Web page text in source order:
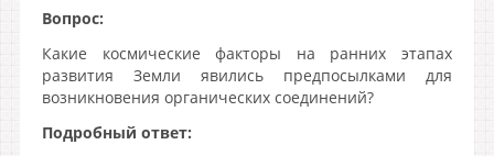
Вопрос:
Какие космические факторы на ранних этапах
развития Земли явились предпосылками для
возникновения органических соединений?
Подробный ответ: